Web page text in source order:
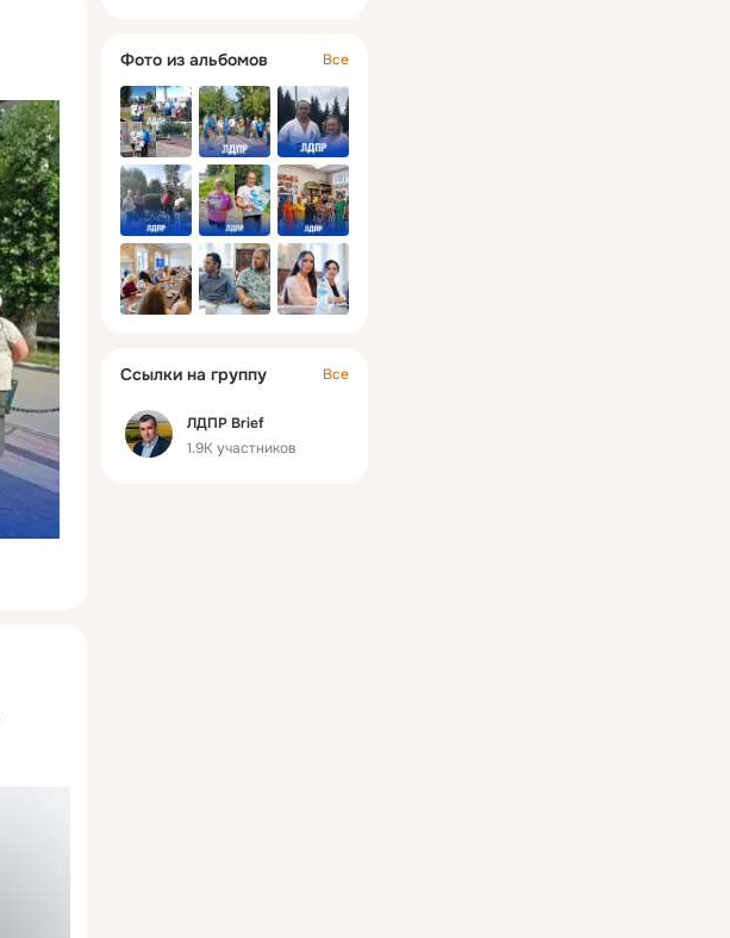
Фото из альбомов Все
Ссылки на группу Все
ЛДПР Brief
1.9K участников